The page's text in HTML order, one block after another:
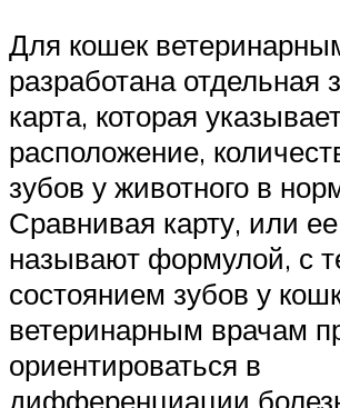
Для кошек
разработана отдельная
карта, которая
расположение,
зубов у животного в
Сравнивая карту, или
называют формулой, с
состоянием зубов у
ветеринарным врачам
ориентироваться в
дифференциации